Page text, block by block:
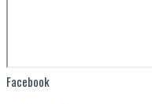
Facebook